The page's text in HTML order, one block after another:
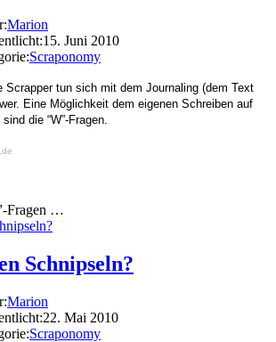
Marion
15. Juni 2010
Scraponomy
Scrapper tun sich mit dem Journaling (dem Text
Eine Möglichkeit dem eigenen Schreiben auf
die “W”-Fragen.
Fragen …
Schnipseln?
Marion
22. Mai 2010
Scraponomy